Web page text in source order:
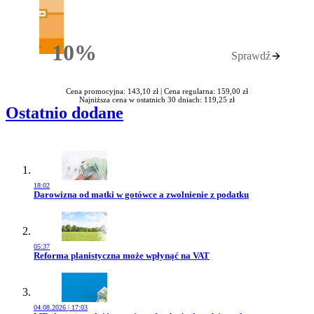
10%Rabatu Sprawdź
Cena promocyjna: 143,10 zł | Cena regularna: 159,00 zł
Najniższa cena w ostatnich 30 dniach: 119,25 zł
Ostatnio dodane
18:02
Przejdź do artykułu:
Darowizna od matki w gotówce a zwolnienie z podatku
05:37
Przejdź do artykułu:
Reforma planistyczna może wpłynąć na VAT
04.08.2026 | 17:03